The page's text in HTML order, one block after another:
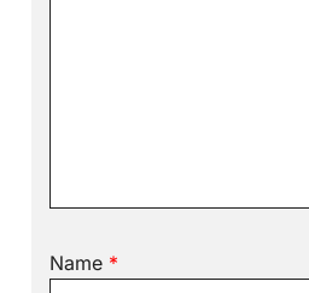
Name *